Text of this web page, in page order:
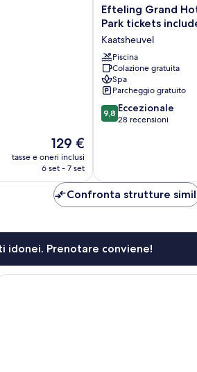
Il
prezzo
attuale
129 €
129 €
tasse e oneri inclusi
6 set - 7 set
Efteling
Grand
-
Theme
Park
tickets
included
Kaatsheuvel
Efteling Grand
Park tickets
Kaatsheuvel
Piscina
Colazione gratuita
Spa
Parcheggio gratuito
9.8
su
9,8 Eccezionale
28 recensioni
Confronta strutture
idonei. Prenotare conviene!